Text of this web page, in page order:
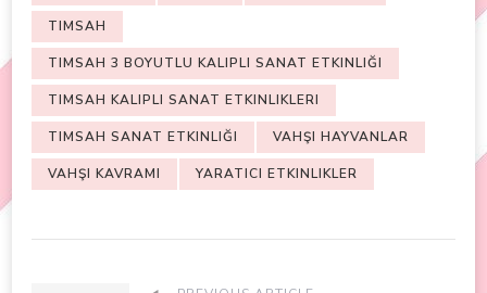
TIMSAH
TIMSAH 3 BOYUTLU KALIPLI SANAT ETKINLIĞI
TIMSAH KALIPLI SANAT ETKINLIKLERI
TIMSAH SANAT ETKINLIĞI VAHŞI HAYVANLAR
VAHŞI KAVRAMI YARATICI ETKINLIKLER